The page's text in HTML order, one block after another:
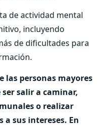
de actividad mental
incluyendo
de dificultades para
las personas mayores
salir a caminar,
o realizar
a sus intereses. En